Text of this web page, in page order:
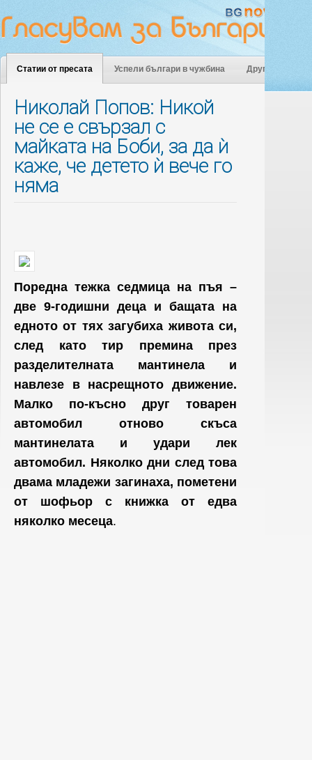
Статии от пресата Успели българи в чужбина Други
Николай Попов: Никой
не се е свързал с
майката на Боби, за да ѝ
каже, че детето ѝ вече го
няма
Поредна тежка седмица на пъя –
две 9-годишни деца и бащата на
едното от тях загубиха живота си,
след като тир премина през
разделителната мантинела и
навлезе в насрещното движение.
Малко по-късно друг товарен
автомобил отново скъса
мантинелата и удари лек
автомобил. Няколко дни след това
двама младежи загинаха, пометени
от шофьор с книжка от едва
няколко месеца.